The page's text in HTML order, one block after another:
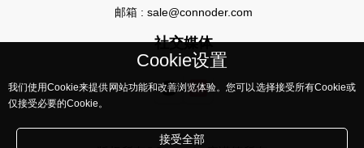
Cookie设置
我们使用Cookie来提供网站功能和改善浏览体验。您可以选择接受所有Cookie或
仅接受必要的Cookie。
接受全部
邮箱 : sale@connoder.com
社交媒体